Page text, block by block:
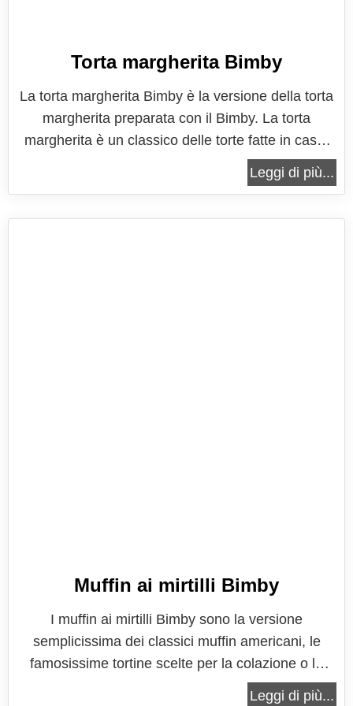
Torta margherita Bimby
La torta margherita Bimby è la versione della torta
margherita preparata con il Bimby. La torta
margherita è un classico delle torte fatte in casa,
che con la sua semplicità può solo farci venire la
voglia di prepararla e portare così a tavola un
Leggi di più...
Muffin ai mirtilli Bimby
I muffin ai mirtilli Bimby sono la versione
semplicissima dei classici muffin americani, le
famosissime tortine scelte per la colazione o la
merenda, ormai in tutto il mondo, preferite da
Leggi di più...